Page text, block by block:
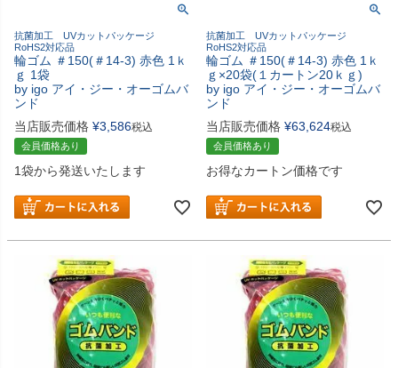
抗菌加工 UVカットパッケージ
RoHS2対応品
輪ゴム ＃150(＃14-3) 赤色 1ｋ
ｇ 1袋
by igo アイ・ジー・オーゴムバ
ンド
当店販売価格 ¥3,586税込
会員価格あり
1袋から発送いたします
抗菌加工 UVカットパッケージ
RoHS2対応品
輪ゴム ＃150(＃14-3) 赤色 1ｋ
ｇ×20袋(１カートン20ｋｇ)
by igo アイ・ジー・オーゴムバ
ンド
当店販売価格 ¥63,624税込
会員価格あり
お得なカートン価格です